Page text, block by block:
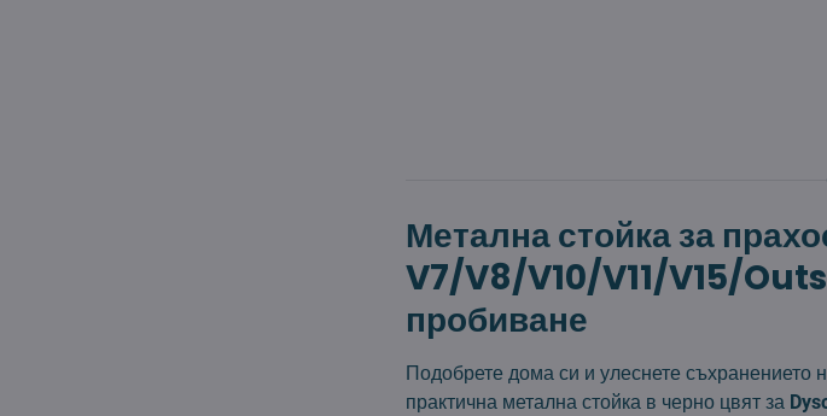
Метална стойка за
V7/V8/V10/V11/V15/
пробиване
Подобрете дома си и улеснете съхранението
практична метална стойка в черно цвят за